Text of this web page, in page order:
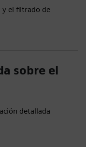
el filtrado de
sobre el
detallada